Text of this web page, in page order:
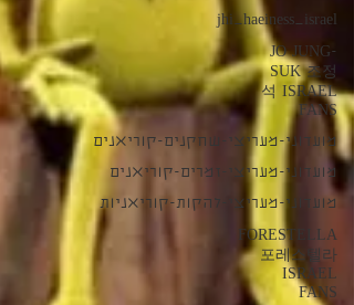
jhi_haeiness_israel
JO JUNG-
SUK 조정
석 ISRAEL
FANS
מועדוני-מעריצי-שחקנים-קוריאנים
מועדוני-מעריצי-זמרים-קוריאנים
מועדוני-מעריצי-להקות-קוריאניות
FORESTELLA
포레스텔라
ISRAEL
FANS